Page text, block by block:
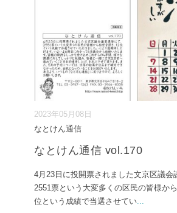
2023年05月08日
なとけん通信
なとけん通信 vol.170
4月23日に投開票されました文京区議会
2551票という大変多くの区民の皆様か
位という成績で当選させてい